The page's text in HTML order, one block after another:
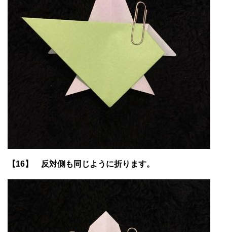
【16】 反対側も同じように折ります。